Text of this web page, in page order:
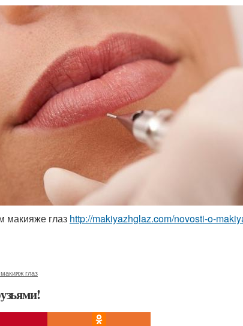
макияже глаз http://makiyazhglaz.com/novosti-o-
глаз